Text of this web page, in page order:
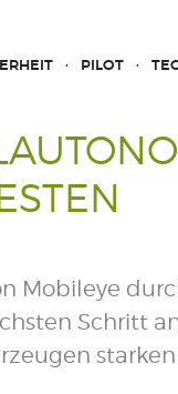
PILOT
Mobileye
Schritt